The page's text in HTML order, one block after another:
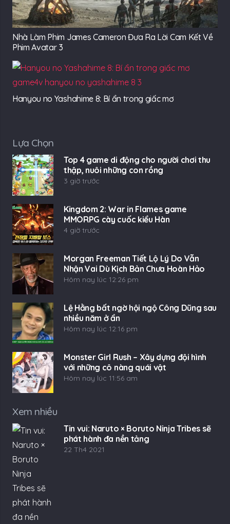
Nhà Làm Phim James Cameron Đưa Ra Lời Cam Kết Về
Phim Avatar 3
Hanyou no Yashahime 8: Bí ẩn trong giấc mơ
Lựa Chọn
Top 4 game di động cho người chơi thu
thập, nuôi những con rồng
3 giờ trước
Kingdom 2: War in Flames game
MMORPG cày cuốc kiểu Hàn
4 giờ trước
Morgan Freeman Tiết Lộ Lý Do Vẫn
Nhận Vai Dù Kịch Bản Chưa Hoàn Hảo
Hôm nay lúc 12:26 pm
Lệ Hằng bất ngờ hội ngộ Công Dũng sau
nhiều năm ở ẩn
Hôm nay lúc 12:16 pm
Monster Girl Rush – Xây dựng đội hình
với những cô nàng quái vật
Hôm nay lúc 11:56 am
Xem nhiều
Tin vui: Naruto × Boruto Ninja Tribes sẽ
phát hành đa nền tảng
22 Th4 2021